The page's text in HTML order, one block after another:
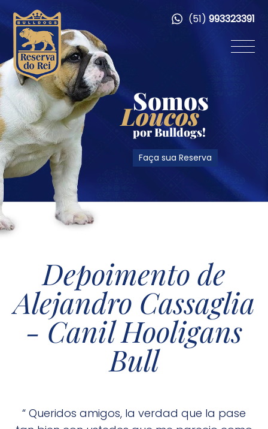
Somos
Loucos
por Bulldogs!
Faça sua Reserva
(51) 993323391
Depoimento de
Alejandro Cassaglia
- Canil Hooligans
Bull
“ Queridos amigos, la verdad que la pase